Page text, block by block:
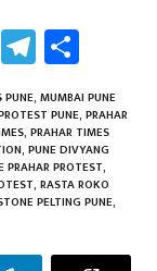
X Te
le
gr
a
m
ar
e
PUNE, MUMBAI PUNE
PUNE, PRAHAR
, PRAHAR TIMES
, PUNE DIVYANG
PRAHAR PROTEST,
, RASTA ROKO
PELTING PUNE,